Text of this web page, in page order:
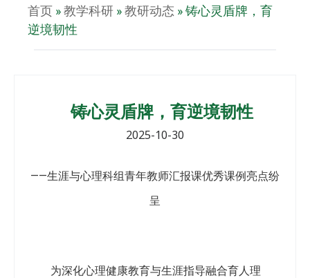
首页 »教学科研 »教研动态 »铸心灵盾牌，育
逆境韧性
铸心灵盾牌，育逆境韧性
2025-10-30
——生涯与心理科组青年教师汇报课优秀课例亮点纷
呈
为深化心理健康教育与生涯指导融合育人理